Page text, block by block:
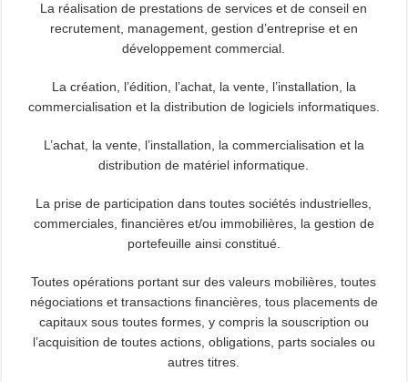
La réalisation de prestations de services et de conseil en
recrutement, management, gestion d’entreprise et en
développement commercial.
La création, l’édition, l’achat, la vente, l’installation, la
commercialisation et la distribution de logiciels informatiques.
L’achat, la vente, l’installation, la commercialisation et la
distribution de matériel informatique.
La prise de participation dans toutes sociétés industrielles,
commerciales, financières et/ou immobilières, la gestion de
portefeuille ainsi constitué.
Toutes opérations portant sur des valeurs mobilières, toutes
négociations et transactions financières, tous placements de
capitaux sous toutes formes, y compris la souscription ou
l’acquisition de toutes actions, obligations, parts sociales ou
autres titres.